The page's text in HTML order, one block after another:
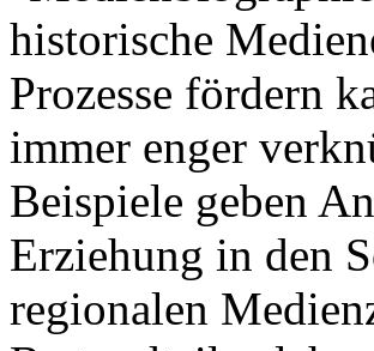
historische
Prozesse fördern
immer enger
Beispiele geben
Erziehung in den
regionalen